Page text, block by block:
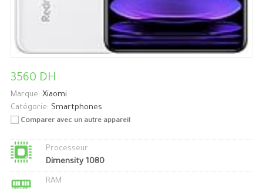
3560 DH
Marque: Xiaomi
Catégorie: Smartphones
Comparer avec un autre appareil
Processeur
Dimensity 1080
RAM